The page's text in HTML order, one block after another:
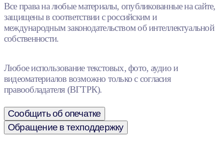
Все права на любые материалы, опубликованные на сайте,
защищены в соответствии с российским и
международным законодательством об интеллектуальной
собственности.
Любое использование текстовых, фото, аудио и
видеоматериалов возможно только с согласия
правообладателя (ВГТРК).
Сообщить об опечатке
Обращение в техподдержку